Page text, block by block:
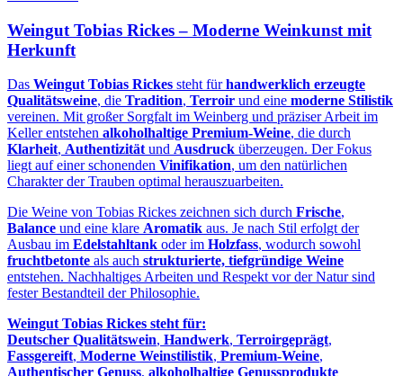
Weingut Tobias Rickes – Moderne Weinkunst mit
Herkunft
Das Weingut Tobias Rickes steht fürhandwerklich erzeugte
Qualitätsweine, die Tradition, Terroir und eine moderne Stilistik
vereinen. Mit großer Sorgfalt im Weinberg und präziser Arbeit im
Keller entstehen alkoholhaltige Premium‑Weine, die durch
Klarheit, Authentizität und Ausdruck überzeugen. Der Fokus
liegt auf einer schonenden Vinifikation, um den natürlichen
Charakter der Trauben optimal herauszuarbeiten.
Die Weine von Tobias Rickes zeichnen sich durch Frische,
Balance und eine klare Aromatik aus. Je nach Stil erfolgt der
Ausbau im Edelstahltank oder im Holzfass, wodurch sowohl
fruchtbetonte als auch strukturierte, tiefgründige Weine
entstehen. Nachhaltiges Arbeiten und Respekt vor der Natur sind
fester Bestandteil der Philosophie.
Weingut Tobias Rickes steht für:
Deutscher Qualitätswein, Handwerk, Terroirgeprägt,
Fassgereift, Moderne Weinstilistik, Premium‑Weine,
Authentischer Genuss, alkoholhaltige Genussprodukte